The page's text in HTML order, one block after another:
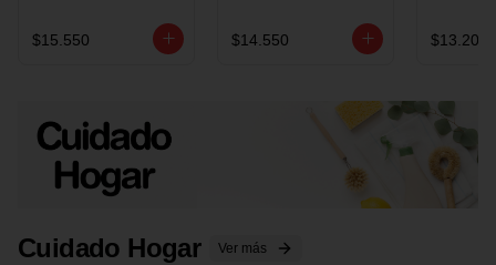
MERMELADA
$15.550
X 20 GRS
$14.550
X 15
$13.200
Cuidado Hogar Ver más